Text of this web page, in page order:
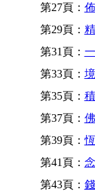
第27頁：
第29頁：
第31頁：
第33頁：
第35頁：
第37頁：
第39頁：
第41頁：
第43頁： 錢